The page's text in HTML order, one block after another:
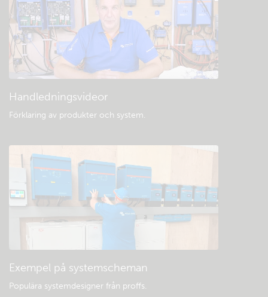
Handledningsvideor
Förklaring av produkter och system.
Exempel på systemscheman
Populära systemdesigner från proffs.